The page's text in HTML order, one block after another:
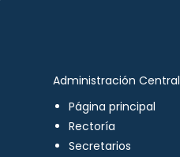
Administración Central
Página principal
Rectoría
Secretarios